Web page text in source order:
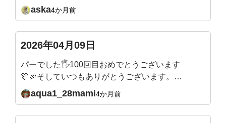
付け根から曲げるエクササイズは、ほぼ毎日やっ
ていたので！付け根から土踏まずまで、かなり曲
✨キツいエクササイズの時は、吉田先生が合いの
手を入れてくれるので🤣楽しみながらできてい
て、本当にありがたいです！先生の穏やかだけど
パワフルなエネルギーが大好きです✨
aska4か月前
2026年04月09日
パーでした🖐️100回目おめでとうございます
🎊🎉そしていつもありがとうございます。こ
れからもよろしくお願いいたします🙇
aqua1_28mami4か月前